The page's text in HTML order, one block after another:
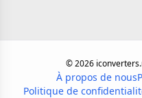
©2026
À propos de nous
Politique de